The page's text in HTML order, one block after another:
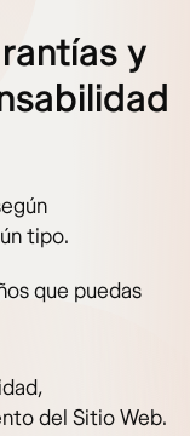
y
tipo.
que puedas
del Sitio Web.